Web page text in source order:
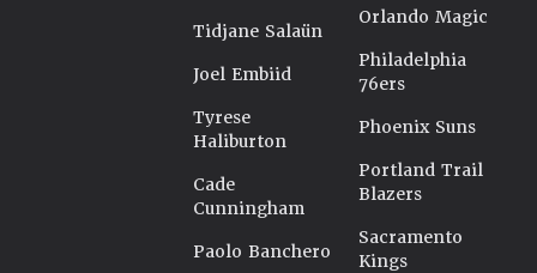
Tidjane Salaün
Joel Embiid
Tyrese
Haliburton
Cade
Cunningham
Paolo Banchero
Orlando Magic
Philadelphia
76ers
Phoenix Suns
Portland Trail
Blazers
Sacramento
Kings